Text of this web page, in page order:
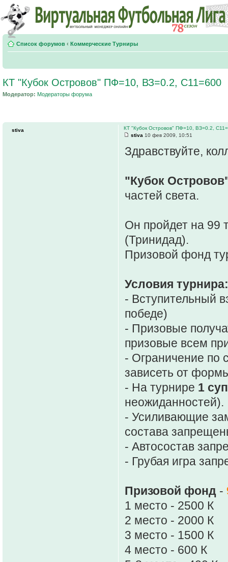
Список форумов ‹ Коммерческие Турниры
КТ "Кубок Островов" ПФ=10, ВЗ=0.2, С11=600
Модератор: Модераторы форума
КТ "Кубок Островов" ПФ=10, ВЗ=0.2,
stiva 10 фев 2009, 10:51
Здравствуйте,
"Кубок
частей света.
Он пройдет на 99
(Тринидад).
Призовой фонд
Условия турнира:
- Вступительный
победе)
- Призовые
призовые всем
- Ограничение по
зависеть от
- На турнире 1
неожиданностей).
- Усиливающие
состава
- Автосостав
- Грубая игра
Призовой фонд -
1 место - 2500 К
2 место - 2000 К
3 место - 1500 К
4 место - 600 К
stiva